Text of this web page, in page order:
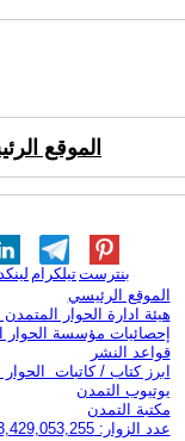
الموقع
تيلكرامبنترست
الموقع الرئيسي
هيئة ادارة الحوار المتمدن
إحصائيات مؤسسة الحوار
قواعد النشر
ابرز كتاب / كاتبات
يوتيوب التمدن
مكتبة التمدن
عدد الزوار: 3,429,053,255